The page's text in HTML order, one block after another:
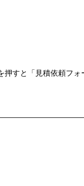
すと「見積依頼フォ